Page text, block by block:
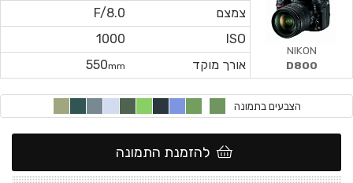
צמצם
F/8.0
ISO
1000
אורך מוקד
550mm
NIKON
D800
הצבעים בתמונה
להזמנת התמונה